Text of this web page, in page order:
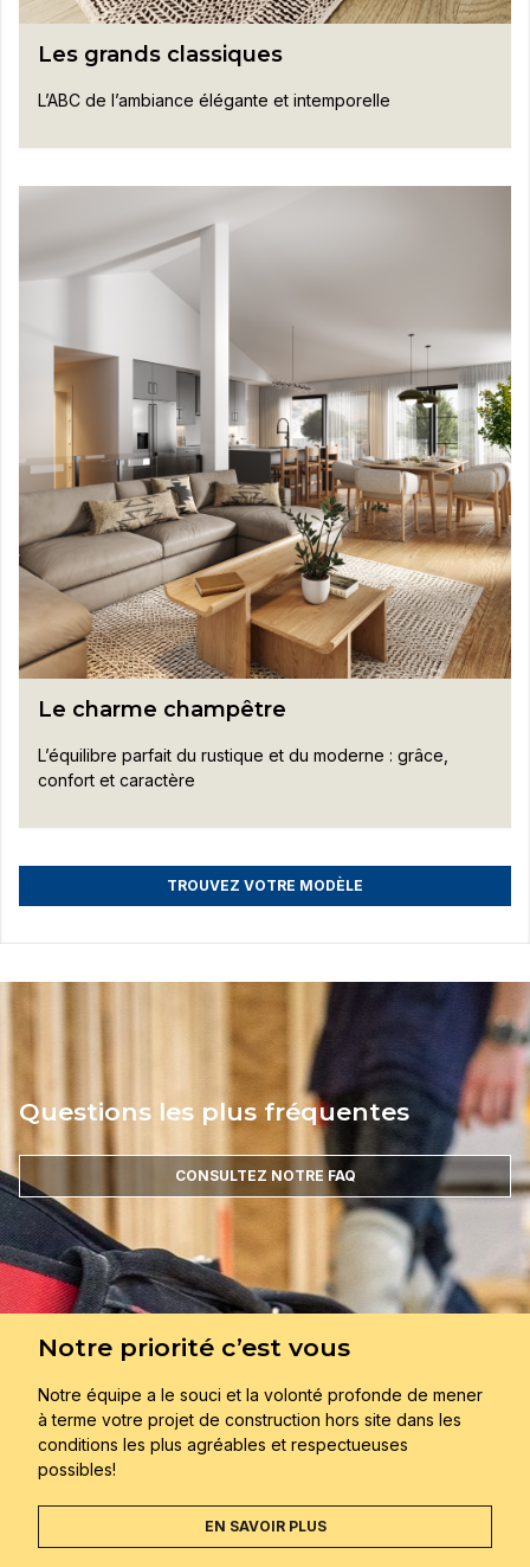
Les grands classiques
L’ABC de l’ambiance élégante et intemporelle
Le charme champêtre
L’équilibre parfait du rustique et du moderne : grâce,
confort et caractère
TROUVEZ VOTRE MODÈLE
Questions les plus fréquentes
CONSULTEZ NOTRE FAQ
Notre priorité c’est vous
Notre équipe a le souci et la volonté profonde de mener
à terme votre projet de construction hors site dans les
conditions les plus agréables et respectueuses
possibles!
EN SAVOIR PLUS